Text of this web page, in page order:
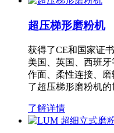
超压梯形磨粉机
获得了CE和国家证
美国、英国、西班
作面、柔性连接、
了超压梯形磨粉机
了解详情